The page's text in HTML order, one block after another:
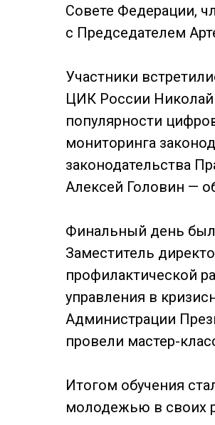
Совете Федерации,
с Председателем
Участники
ЦИК России Николай
популярности
мониторинга
законодательства
Алексей Головин —
Финальный день был
Заместитель
профилактической
управления в
Администрации
провели мастер-
Итогом обучения
молодежью в своих